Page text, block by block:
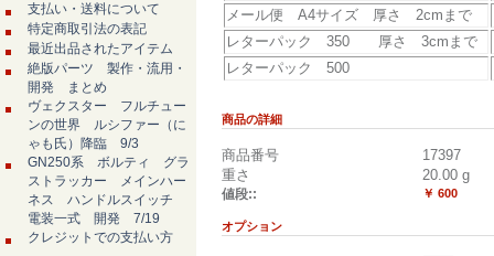
支払い・送料について
特定商取引法の表記
最近出品されたアイテム
絶版パーツ 製作・流用・
開発 まとめ
ヴェクスター フルチュー
ンの世界 ルシファー（に
ゃも氏）降臨 9/3
GN250系 ボルティ グラ
ストラッカー メインハー
ネス ハンドルスイッチ
電装一式 開発 7/19
クレジットでの支払い方
メール便 A4サイズ 厚さ 2cmまで
レターパック 350 厚さ 3cmまで
レターパック 500
商品の詳細
商品番号
17397
重さ
20.00 g
値段:: ￥ 600
オプション